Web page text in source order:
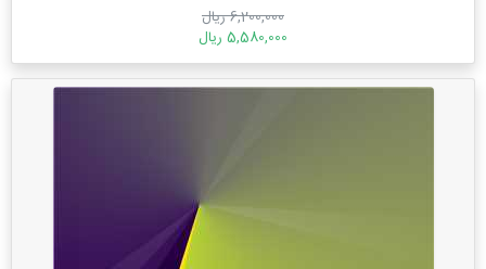
6,200,000 ریال
5,580,000 ریال